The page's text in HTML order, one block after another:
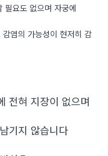
필요도 없으며 자궁에
염의 가능성이 현저히 감
전혀 지장이 없으며
기지 않습니다